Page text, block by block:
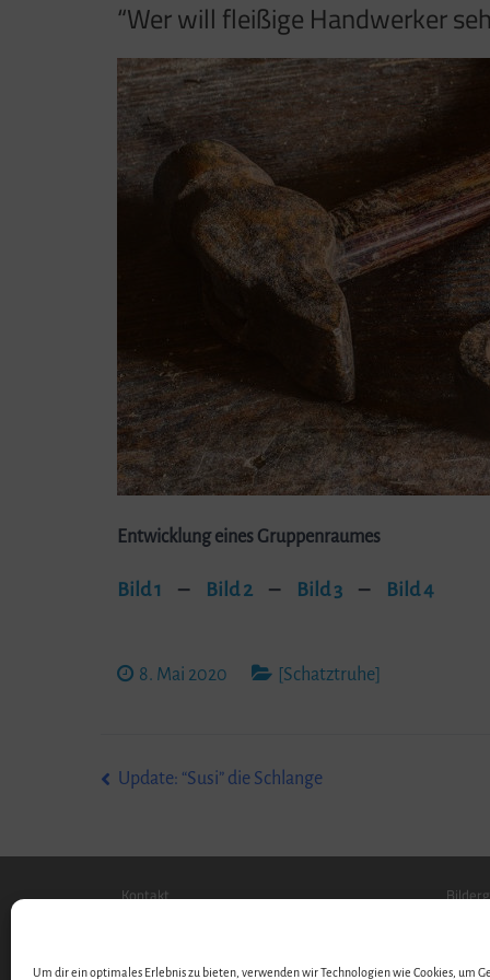
Um dir ein optimales Erlebnis zu bieten, verwenden wir Technologien wie Cookies, um
“Wer will fleißige Handwerker
Entwicklung eines Gruppenraumes
Bild 1 – Bild 2 – Bild 3 – Bild 4
8. Mai 2020 [Schatztruhe]
Beitragsnavigation
Update: “Susi” die Schlange
Kontakt